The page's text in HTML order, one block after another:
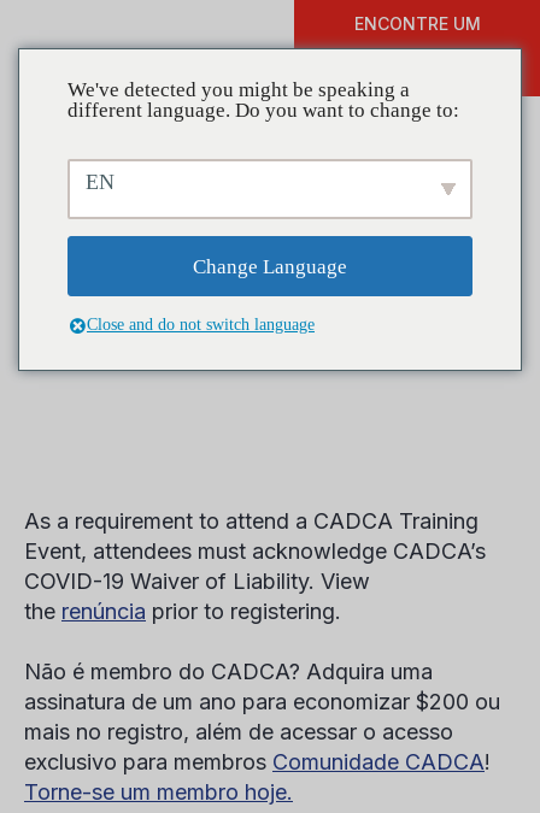
ENCONTRE UM
Economize até $200 no
Fórum – Cadastre-se hoje
As a requirement to attend a CADCA Training
Event, attendees must acknowledge CADCA’s
COVID-19 Waiver of Liability. View
the renúncia prior to registering.
Não é membro do CADCA? Adquira uma
assinatura de um ano para economizar $200 ou
mais no registro, além de acessar o acesso
exclusivo para membros Comunidade CADCA!
Torne-se um membro hoje.
We've detected you might be speaking a
different language. Do you want to change to:
EN
Change Language
Close and do not switch language